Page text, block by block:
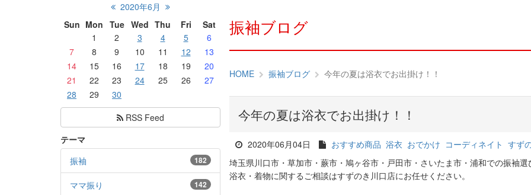
2020年6月
Sun Mon Tue Wed Thu Fri
Sat
1
2 3 4 5
6
7
8 9 10 11 12
13
14
15 16 17 18 19
20
21
22 23 24 25 26
27
28
29
30
RSS Feed
テーマ
182
振袖
142
ママ振り
振袖ブログ
HOME 振袖ブログ 今年の夏は浴衣でお出掛け！！
今年の夏は浴衣でお出掛け！！
2020年06月04日 おすすめ商品 浴衣 おでかけ コーディネイト すず
埼玉県川口市・草加市・蕨市・鳩ヶ谷市・戸田市・さいたま市・浦和での振袖選
浴衣・着物に関するご相談はすずのき川口店にお任せください。